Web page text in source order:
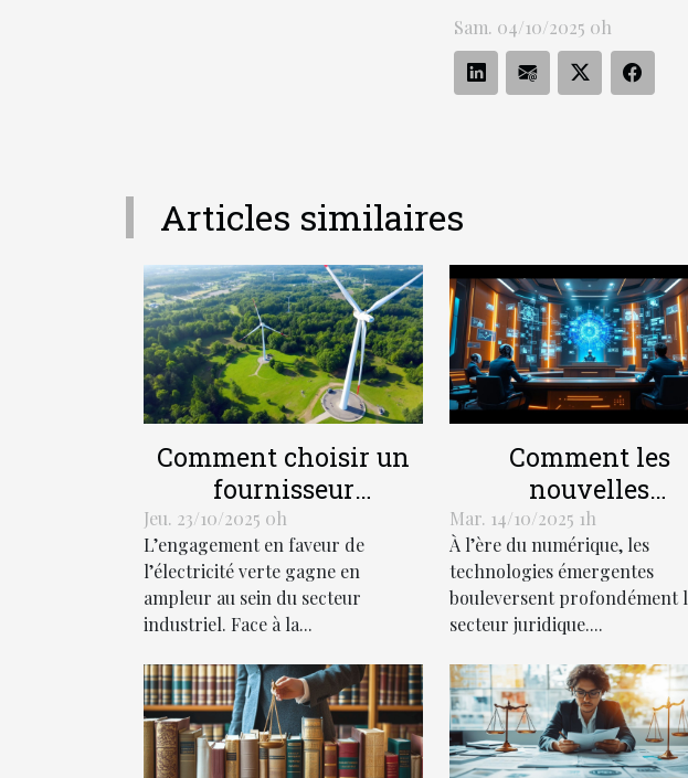
Sam. 04/10/2025 0h
Articles similaires
Comment choisir un
fournisseur
d'électricité verte pour
votre industrie ?
Jeu. 23/10/2025 0h
L’engagement en faveur de
l’électricité verte gagne en
ampleur au sein du secteur
industriel. Face à la...
Comment les
nouvelles
technologies
transforment-elles
métiers du droit ?
Mar. 14/10/2025 1h
À l’ère du numérique, les
technologies émergentes
bouleversent profondément
secteur juridique....